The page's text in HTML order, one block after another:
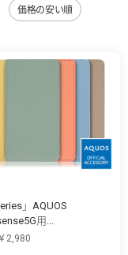
価格の安い順
」AQUOS
用...
2,980